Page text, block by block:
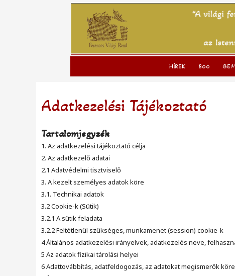
HÍREK 800
Adatkezelési Tájékoztató
Tartalomjegyzék
1. Az adatkezelési tájékoztató célja
2. Az adatkezelő adatai
2.1 Adatvédelmi tisztviselő
3. A kezelt személyes adatok köre
3.1. Technikai adatok
3.2 Cookie-k (Sütik)
3.2.1 A sütik feladata
3.2.2 Feltétlenül szükséges, munkamenet (session) cookie-k
4 Általános adatkezelési irányelvek, adatkezelés neve,
5 Az adatok fizikai tárolási helyei
6 Adattovábbítás, adatfeldogozás, az adatokat megismerők köre